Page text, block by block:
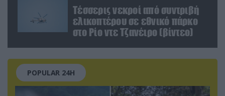
Τέσσερις νεκροί από συντριβή
ελικοπτέρου σε εθνικό πάρκο
στο Ρίο ντε Τζανέιρο (βίντεο)
POPULAR 24H